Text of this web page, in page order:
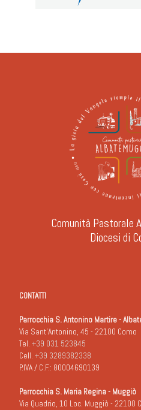
Comunità Pastorale
Diocesi di
CONTATTI
Parrocchia S. Antonino Martire -
Via Sant'Antonino, 45 - 22100 Como
Tel. +39 031 523845
Cell. +39 3289382338
P.IVA / C.F.: 80004690139
Parrocchia S. Maria Regina - Muggiò
Via Quadrio, 10 Loc. Muggiò - 22100